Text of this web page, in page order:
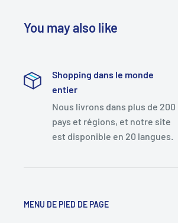
You may also like
Shopping dans le monde
entier
Nous livrons dans plus de 200
pays et régions, et notre site
est disponible en 20 langues.
MENU DE PIED DE PAGE